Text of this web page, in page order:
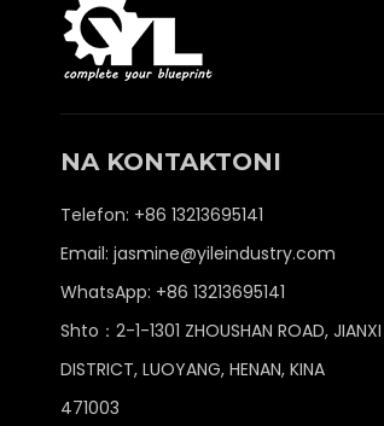
NA KONTAKTONI
Telefon: +86 13213695141
Email: jasmine@yileindustry.com
WhatsApp: +86 13213695141
Shto：2-1-1301 ZHOUSHAN ROAD, JIANXI
DISTRICT, LUOYANG, HENAN, KINA
471003